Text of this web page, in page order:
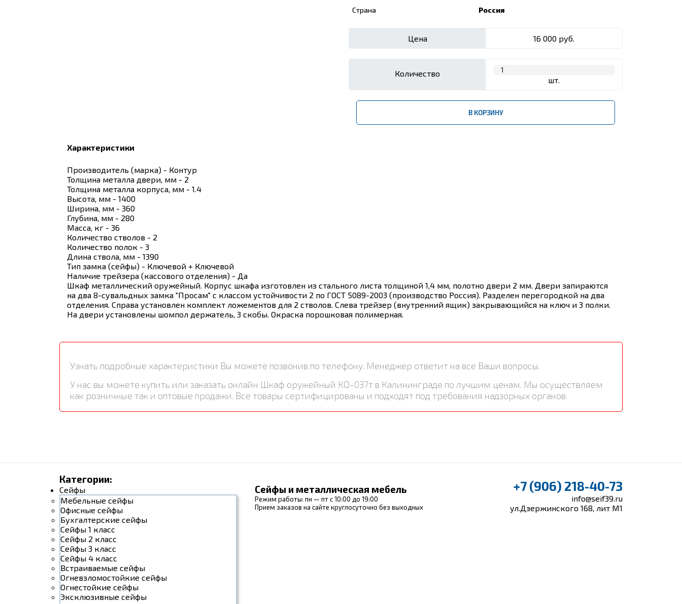
Страна
Россия
Цена 16 000 руб.
Количество
шт.
В КОРЗИНУ
Характеристики
Производитель (марка) - Контур
Толщина металла двери, мм - 2
Толщина металла корпуса, мм - 1.4
Высота, мм - 1400
Ширина, мм - 360
Глубина, мм - 280
Масса, кг - 36
Количество стволов - 2
Количество полок - 3
Длина ствола, мм - 1390
Тип замка (сейфы) - Ключевой + Ключевой
Наличие трейзера (кассового отделения) - Да
Шкаф металлический оружейный. Корпус шкафа изготовлен из стального листа толщиной 1,4 мм, полотно двери 2 мм. Двери запираются
на два 8-сувальдных замка "Просам" с классом устойчивости 2 по ГОСТ 5089-2003 (производство Россия). Разделен перегородкой на два
отделения. Справа установлен комплект ложементов для 2 стволов. Слева трейзер (внутренний ящик) закрывающийся на ключ и 3 полки.
На двери установлены шомпол держатель, 3 скобы. Окраска порошковая полимерная.
Узнать подробные характеристики Вы можете позвонив по телефону. Менеджер ответит на все Ваши вопросы.
У нас вы можете купить или заказать онлайн Шкаф оружейный КО-037т в Калининграде по лучшим ценам. Мы осуществляем
как розничные так и оптовые продажи. Все товары сертифицированы и подходят под требования надзорных органов.
Категории:
Сейфы
Мебельные сейфы
Офисные сейфы
Бухгалтерские сейфы
Сейфы 1 класс
Сейфы 2 класс
Сейфы 3 класс
Сейфы 4 класс
Встраиваемые сейфы
Огневзломостойкие сейфы
Огнестойкие сейфы
Эксклюзивные сейфы
Сейфы и металлическая мебель
Режим работы: пн — пт с 10:00 до 19:00
Прием заказов на сайте круглосуточно без выходных
+7 (906) 218-40-73
info@seif39.ru
ул.Дзержинского 168, лит М1